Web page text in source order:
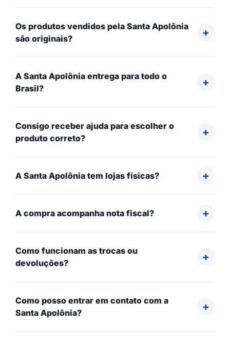
Os produtos vendidos pela Santa Apolônia
são originais?
A Santa Apolônia entrega para todo o
Brasil?
Consigo receber ajuda para escolher o
produto correto?
A Santa Apolônia tem lojas físicas?
A compra acompanha nota fiscal?
Como funcionam as trocas ou
devoluções?
Como posso entrar em contato com a
Santa Apolônia?